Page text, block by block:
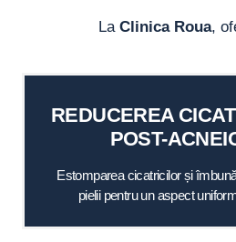
La Clinica Roua,
REDUCEREA
POST-
Estomparea cicatricilor și
pielii pentru un aspect